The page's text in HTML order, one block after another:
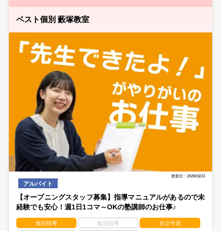
ベスト個別 藪塚教室
更新日：2026/03/23
アルバイト
【オープニングスタッフ募集】指導マニュアルがあるので未
経験でも安心！週1日1コマ～OKの塾講師のお仕事♪
個別指導 集団指導 自立学習